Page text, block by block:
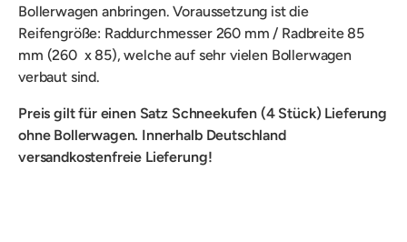
Bollerwagen anbringen. Voraussetzung ist die
Reifengröße: Raddurchmesser 260 mm / Radbreite 85
mm (260 x 85), welche auf sehr vielen Bollerwagen
verbaut sind.
Preis gilt für einen Satz Schneekufen (4 Stück) Lieferung
ohne Bollerwagen. Innerhalb Deutschland
versandkostenfreie Lieferung!